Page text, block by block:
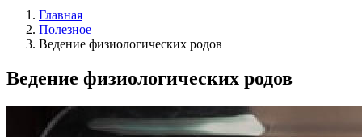
Главная
Полезное
Ведение физиологических родов
Ведение физиологических родов